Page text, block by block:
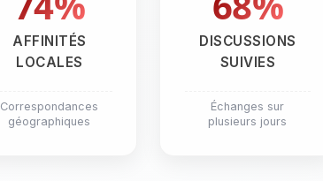
AFFINITÉS
LOCALES
Correspondances
géographiques
DISCUSSIONS
SUIVIES
Échanges sur
plusieurs jours